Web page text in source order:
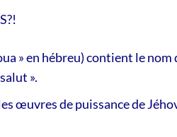
» en hébreu) contient le nom
».
œuvres de puissance de